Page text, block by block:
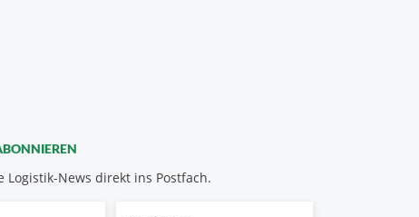
Logistik-News direkt ins Postfach.